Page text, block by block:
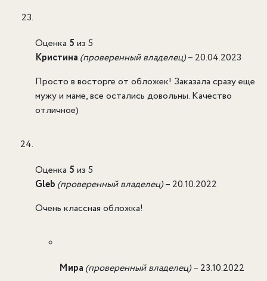
Оценка 5 из 5
Кристина (проверенный владелец)– 20.04.2023
Просто в восторге от обложек! Заказала сразу еще
мужу и маме, все остались довольны. Качество
отличное)
Оценка 5 из 5
Gleb (проверенный владелец)– 20.10.2022
Очень классная обложка!
Мира (проверенный владелец)– 23.10.2022